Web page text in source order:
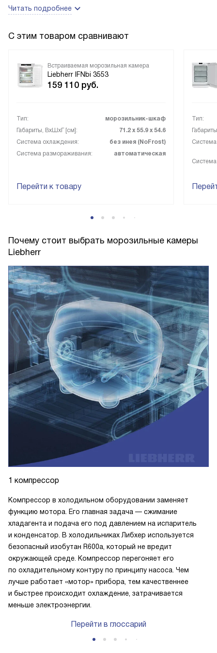
подспорьем — морозилка упорядочена так, что поиск
техникой ощущается надёжность: всё работает
дела, а не на проверку и перекладывание продуктов.
Читать подробнее
С этим товаром сравнивают
Встраиваемая морозильная камера
Liebherr IFNbi 3553
159 110 руб.
Тип:
морозильник-шкаф
Габариты, ВxШxГ [см]:
71.2 х 55.9 х 54.6
Система охлаждения:
без инея (NoFrost)
Система размораживания:
автоматическая
Перейти к товару
Тип:
Почему стоит выбрать морозильные камеры
Liebherr
1 компрессор
Компрессор в холодильном оборудовании заменяет
функцию мотора. Его главная задача — сжимание
хладагента и подача его под давлением на испаритель
и конденсатор. В холодильниках Либхер используется
безопасный изобутан R600a, который не вредит
окружающей среде. Компрессор перегоняет его
по охладительному контуру по принципу насоса. Чем
лучше работает «мотор» прибора, тем качественнее
и быстрее происходит охлаждение, затрачивается
меньше электроэнергии.
Перейти в глоссарий